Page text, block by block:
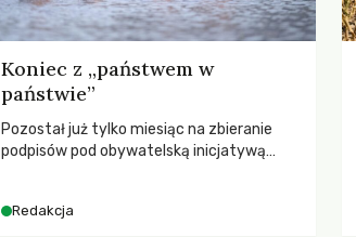
Koniec z „państwem w
państwie”
Pozostał już tylko miesiąc na zbieranie
podpisów pod obywatelską inicjatywą
pełną mobilizację, ponieważ projekt
Redakcja